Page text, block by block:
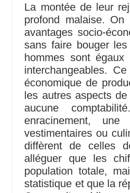
La montée de leur
profond malaise.
avantages socio-
sans faire bouger
hommes sont
interchangeables.
économique de
les autres aspects
aucune
enracinement,
vestimentaires ou
diffèrent de celles
alléguer que les
population totale,
statistique et que la